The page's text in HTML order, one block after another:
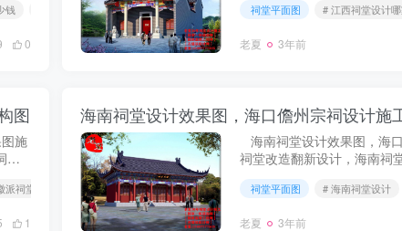
钱 # 祠堂设计长宽尺寸比例
0
计效果图施工图。小型祠堂
祠堂平面图 # 江西祠堂设计
老夏 3年前
图
施
设
派祠堂设计
1
海南祠堂设计效果图，海
祠堂改造翻新设计，海南祠
堂翻新设计师哪家好，海南
祠堂平面图 # 海南祠堂设计
老夏 3年前